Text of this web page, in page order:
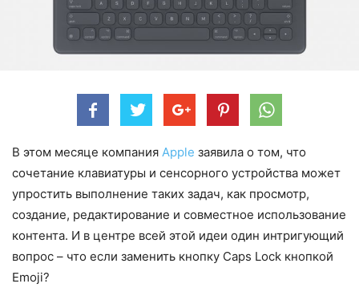
В этом месяце компания Apple заявила о том, что
сочетание клавиатуры и сенсорного устройства может
упростить выполнение таких задач, как просмотр,
создание, редактирование и совместное использование
контента. И в центре всей этой идеи один интригующий
вопрос – что если заменить кнопку Caps Lock кнопкой
Emoji?